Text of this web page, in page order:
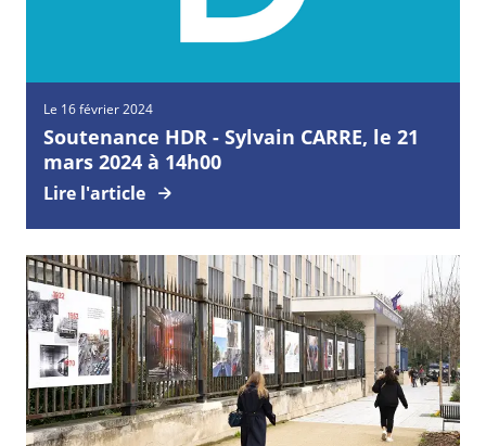
Le 16 février 2024
Soutenance HDR - Sylvain CARRE, le 21
mars 2024 à 14h00
Lire l'article